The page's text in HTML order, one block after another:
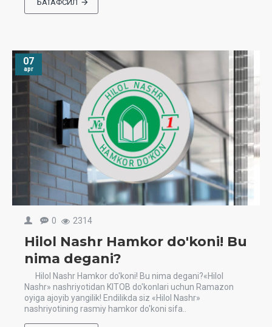
БАТАФСИЛ
07
apr
0 2314
Hilol Nashr Hamkor do'koni! Bu
nima degani?
Hilol Nashr Hamkor do'koni! Bu nima degani?«Hilol
Nashr» nashriyotidan KITOB do'konlari uchun Ramazon
oyiga ajoyib yangilik! Endilikda siz «Hilol Nashr»
nashriyotining rasmiy hamkor do'koni sifa..